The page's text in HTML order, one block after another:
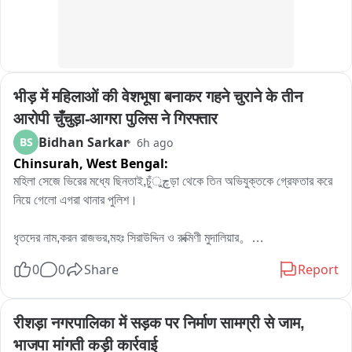
भीड़ में महिलाओं की वेशभूषा बनाकर गहने चुराने के तीन
आरोपी चुँचुड़ा-आगरा पुलिस ने गिरफ्तार
BS Bidhan Sarkar 6h ago
Chinsurah, West Bengal:
মহিলা সেজে ভিরের মধ্যে ছিনতাই,চুঁچুড়া থেকে তিন অভিযুক্তকে গ্রেফতার করে
নিয়ে গেলো এগরা থানার পুলিশ।
ধৃতদের নাম,করন রাজভর,মহঃ সিরাউদ্দিন ও রুক্মিণী মুদালিয়ার。
মিশে মহিলাদের গলার হার শরীরের গয়না চুরি করে অভিযুক্তরা。
পুরুষরা শাড়ি পরে মহিলা সেজে ভিরে মিশে গিয়ে চুরি ছিনতাই করত。
0 0 Share Report
रीशड़ा नगरपालिका में सड़क पर निर्माण सामग्री से जाम,
भाजपा मांगती कड़ी कार्रवाई